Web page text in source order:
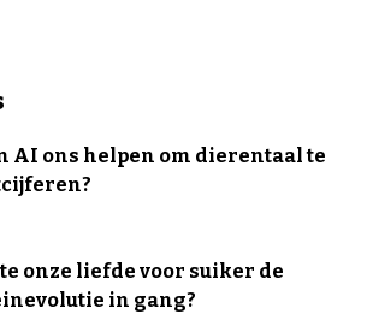
AI ons helpen om dierentaal te
onze liefde voor suiker de
in gang?